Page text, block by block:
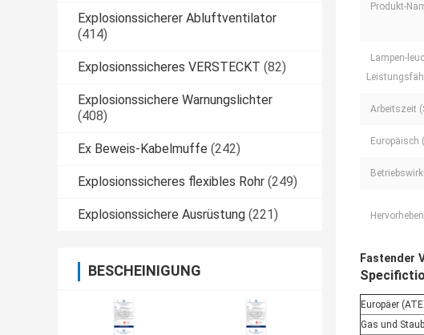
Explosionssicherer Abluftventilator
(414)
Explosionssicheres VERSTECKT (82)
Explosionssichere Warnungslichter
(408)
Ex Beweis-Kabelmuffe (242)
Explosionssicheres flexibles Rohr (249)
Explosionssichere Ausrüstung (221)
BESCHEINIGUNG
Produkt-
Lampen-
Arbeitszeit
Europäisch
Fastender
Europäer
Gas und Staub